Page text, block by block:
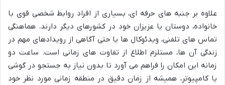
علاوه بر جنبه های حرفه ای، بسیاری از افراد روابط شخصی قوی با
خانواده، دوستان یا عزیزان خود در کشورهای دیگر دارند. هماهنگی
تماس های تلفنی، ویدئوکال ها یا حتی آگاهی از رویدادهای مهم در
زندگی آن ها، مستلزم اطلاع از تفاوت های زمانی است. ساعت دو
زمانه این امکان را فراهم می آورد تا بدون نیاز به جستجو در گوشی
یا کامپیوتر، همیشه از زمان دقیق در منطقه زمانی مورد نظر خود